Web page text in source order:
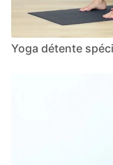
Yoga détente